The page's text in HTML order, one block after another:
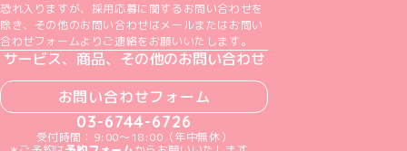
恐れ入りますが、採用応募に関するお問い合わせを
除き、その他のお問い合わせはメールまたはお問い
合わせフォームよりご連絡をお願いいたします。
サービス、商品、その他のお問い合わせ
お問い合わせフォーム
03-6744-6726
受付時間：9:00～18:00（年中無休）